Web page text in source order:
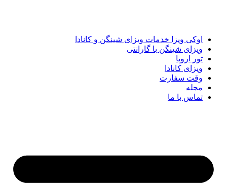
اوکی ویزا خدمات ویزای شینگن و کانادا
ویزای شینگن با گارانتی
تور اروپا
ویزای کانادا
وقت سفارت
مجله
تماس با ما